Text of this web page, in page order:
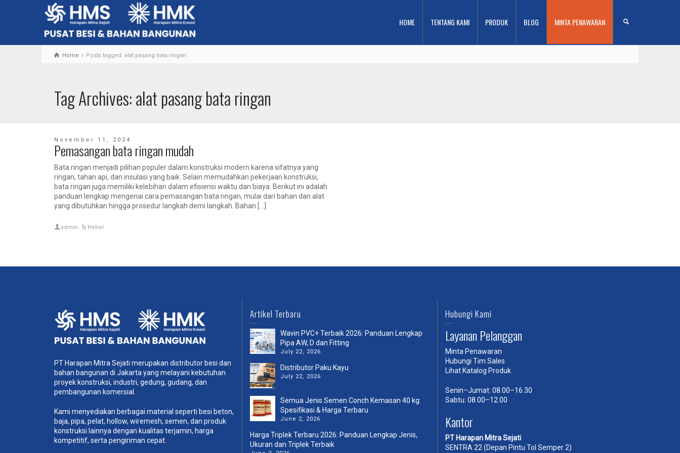
HOME TENTANG KAMI PRODUK BLOG MINTA PENAWARAN
Home Posts tagged: alat pasang bata ringan
Tag Archives: alat pasang bata ringan
November 11, 2024
Pemasangan bata ringan mudah
Bata ringan menjadi pilihan populer dalam konstruksi modern karena sifatnya yang
ringan, tahan api, dan insulasi yang baik. Selain memudahkan pekerjaan konstruksi,
bata ringan juga memiliki kelebihan dalam efisiensi waktu dan biaya. Berikut ini adalah
panduan lengkap mengenai cara pemasangan bata ringan, mulai dari bahan dan alat
yang dibutuhkan hingga prosedur langkah demi langkah. Bahan […]
admin Hebel
PT Harapan Mitra Sejati merupakan distributor besi dan
bahan bangunan di Jakarta yang melayani kebutuhan
proyek konstruksi, industri, gedung, gudang, dan
pembangunan komersial.
Kami menyediakan berbagai material seperti besi beton,
baja, pipa, pelat, hollow, wiremesh, semen, dan produk
konstruksi lainnya dengan kualitas terjamin, harga
kompetitif, serta pengiriman cepat.
Artikel Terbaru
Wavin PVC+ Terbaik 2026: Panduan Lengkap
Pipa AW, D dan Fitting
July 22, 2026
Distributor Paku Kayu
July 22, 2026
Semua Jenis Semen Conch Kemasan 40 kg:
Spesifikasi & Harga Terbaru
June 2, 2026
Harga Triplek Terbaru 2026: Panduan Lengkap Jenis,
Ukuran dan Triplek Terbaik
Hubungi Kami
Layanan Pelanggan
Minta Penawaran
Hubungi Tim Sales
Lihat Katalog Produk
Senin–Jumat: 08.00–16.30
Sabtu: 08.00–12.00
Kantor
PT Harapan Mitra Sejati
SENTRA 22 (Depan Pintu Tol Semper 2)